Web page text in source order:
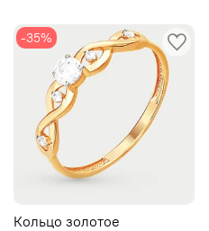
-35%
Кольцо золотое